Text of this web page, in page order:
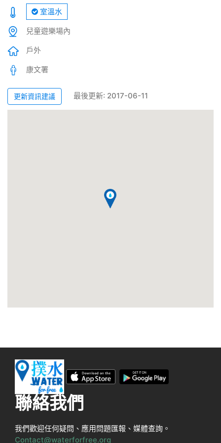
室溫水
兒童遊樂場內
戶外
康文署
更新資訊建議 最後更新: 2017-06-11
聯絡我們
我們歡迎任何疑問、應用問題匯報、媒體查詢。
Contact@waterforfree.org